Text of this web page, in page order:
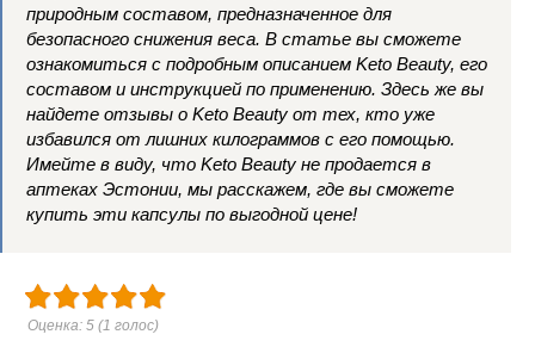
природным составом, предназначенное для
безопасного снижения веса. В статье вы сможете
ознакомиться с подробным описанием Keto Beauty, его
составом и инструкцией по применению. Здесь же вы
найдете отзывы о Keto Beauty от тех, кто уже
избавился от лишних килограммов с его помощью.
Имейте в виду, что Keto Beauty не продается в
аптеках Эстонии, мы расскажем, где вы сможете
купить эти капсулы по выгодной цене!
Оценка: 5 (1 голос)